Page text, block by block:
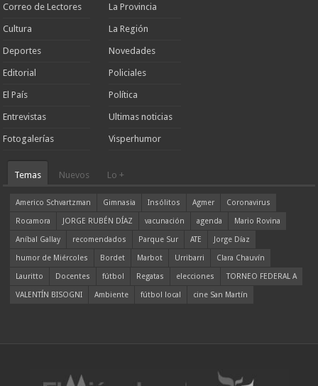
Correo de Lectores
Cultura
Deportes
Editorial
El País
Entrevistas
Fotogalerías
La Provincia
La Región
Novedades
Policiales
Política
Ultimas noticias
Visperhumor
Temas Nuevos Lo +
Americo Schvartzman Gimnasia Insólitos Agmer
Coronavirus
Rocamora
JORGE RUBÉN DÍAZ vacunación agenda
Mario Rovina
Aníbal Gallay
recomendados Parque Sur ATE
Jorge Díaz
humor de Miércoles
Bordet Marbot Urribarri
Clara Chauvín
Lauritto
Docentes fútbol Regatas elecciones
TORNEO FEDERAL A
VALENTÍN BISOGNI
Ambiente fútbol local cine San Martín